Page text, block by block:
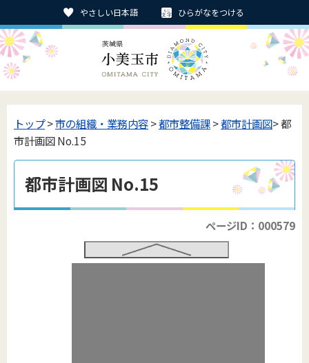
やさしい日本語 ひらがなをつける
トップ>市の組織・業務内容>都市整備課>都市計画図> 都
市計画図 No.15
都市計画図 No.15
ページID：000579